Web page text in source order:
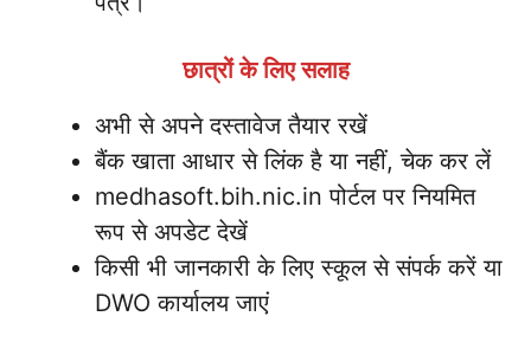
छात्रों के लिए सलाह
अभी से अपने दस्तावेज तैयार रखें
बैंक खाता आधार से लिंक है या नहीं, चेक कर लें
medhasoft.bih.nic.in पोर्टल पर नियमित
रूप से अपडेट देखें
किसी भी जानकारी के लिए स्कूल से संपर्क करें या
DWO कार्यालय जाएं